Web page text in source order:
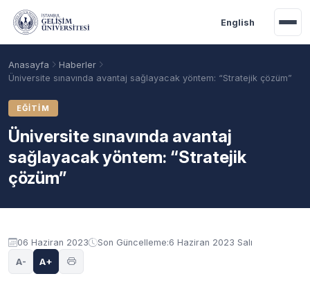
Ana içeriğe geç
English
Akademik Takvim
Anasayfa
Haberler
Üniversite sınavında avantaj sağlayacak yöntem: “Stratejik çözüm”
EĞITIM
Üniversite sınavında avantaj
sağlayacak yöntem: “Stratejik
çözüm”
06 Haziran 2023 Son Güncelleme:6 Haziran 2023 Salı
A- A+